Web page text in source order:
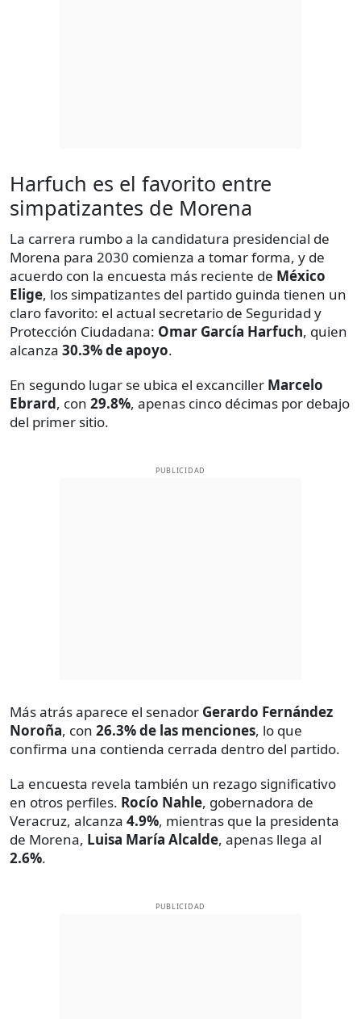
Harfuch es el favorito entre
simpatizantes de Morena
La carrera rumbo a la candidatura presidencial de
Morena para 2030 comienza a tomar forma, y de
acuerdo con la encuesta más reciente de México
Elige, los simpatizantes del partido guinda tienen un
claro favorito: el actual secretario de Seguridad y
Protección Ciudadana: Omar García Harfuch, quien
alcanza 30.3% de apoyo.
En segundo lugar se ubica el excanciller Marcelo
Ebrard, con 29.8%, apenas cinco décimas por debajo
del primer sitio.
PUBLICIDAD
Más atrás aparece el senador Gerardo Fernández
Noroña, con 26.3% de las menciones, lo que
confirma una contienda cerrada dentro del partido.
La encuesta revela también un rezago significativo
en otros perfiles. Rocío Nahle, gobernadora de
Veracruz, alcanza 4.9%, mientras que la presidenta
de Morena, Luisa María Alcalde, apenas llega al
2.6%.
PUBLICIDAD